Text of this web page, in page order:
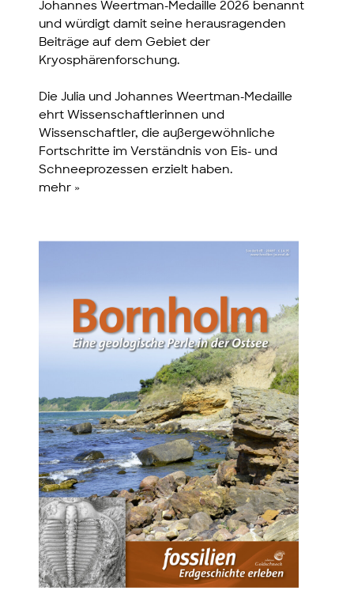
Johannes Weertman-Medaille 2026 benannt
und würdigt damit seine herausragenden
Beiträge auf dem Gebiet der
Kryosphärenforschung.
Die Julia und Johannes Weertman-Medaille
ehrt Wissenschaftlerinnen und
Wissenschaftler, die außergewöhnliche
Fortschritte im Verständnis von Eis- und
Schneeprozessen erzielt haben.
mehr »